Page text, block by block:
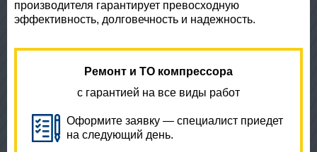
производителя гарантирует превосходную
эффективность, долговечность и надежность.
Ремонт и ТО компрессора
с гарантией на все виды работ
Оформите заявку — специалист приедет
на следующий день.